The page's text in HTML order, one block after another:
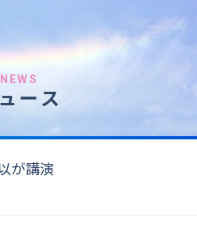
NEWS
ース
が講演